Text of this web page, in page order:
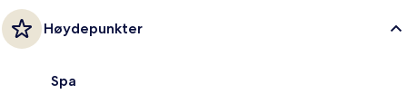
Høydepunkter
Spa